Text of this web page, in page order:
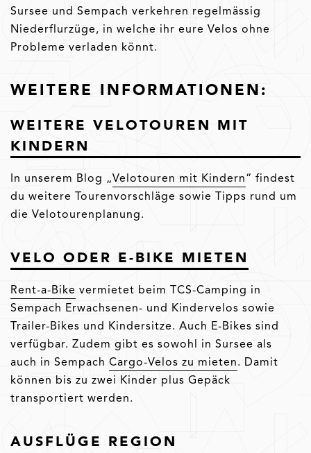
Sursee und Sempach verkehren regelmässig
Niederflurzüge, in welche ihr eure Velos ohne
Probleme verladen könnt.
WEITERE INFORMATIONEN:
WEITERE VELOTOUREN MIT
KINDERN
In unserem Blog „Velotouren mit Kindern“ findest
du weitere Tourenvorschläge sowie Tipps rund um
die Velotourenplanung.
VELO ODER E-BIKE MIETEN
Rent-a-Bike vermietet beim TCS-Camping in
Sempach Erwachsenen- und Kindervelos sowie
Trailer-Bikes und Kindersitze. Auch E-Bikes sind
verfügbar. Zudem gibt es sowohl in Sursee als
auch in Sempach Cargo-Velos zu mieten. Damit
können bis zu zwei Kinder plus Gepäck
transportiert werden.
AUSFLÜGE REGION